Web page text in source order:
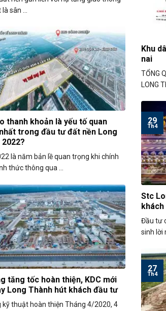
sân ...
Khu
nai
TỔNG
LONG
thanh khoản là yếu tố quan
trong đầu tư đất nền Long
là năm bản lề quan trọng khi chính
thức thông qua ...
Stc
Đầu tư
sinh lời
29
Th4
tăng tốc hoàn thiện, KDC mới
Long Thành hút khách đầu tư
kỹ thuật hoàn thiện Tháng 4/2020, 4
27
Th4